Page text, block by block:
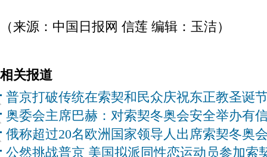
（来源：中国日报网 信莲 编辑：玉洁）
相关报道
普京打破传统在索契和民众庆祝东正教圣诞
奥委会主席巴赫：对索契冬奥会安全举办有
俄称超过20名欧洲国家领导人出席索契冬奥
公然挑战普京 美国拟派同性恋运动员参加索